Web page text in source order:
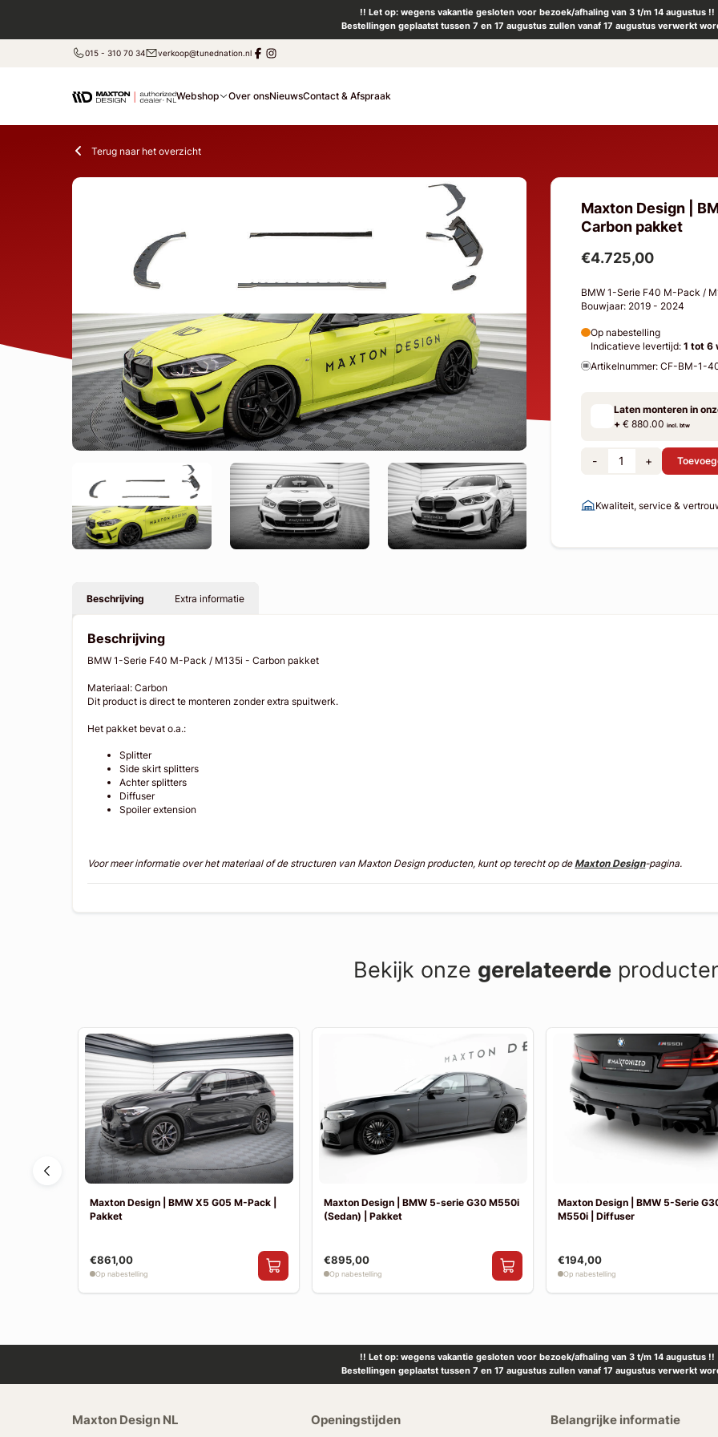
!! Let op: wegens vakantie gesloten voor bezoek/afhaling van 3 t/m 14 augustus !!
Bestellingen geplaatst tussen 7 en 17 augustus zullen vanaf 17 augustus verwerkt
015 - 310 70 34 verkoop@tunednation.nl
Webshop Over onsNieuwsContact & Afspraak
Terug naar het overzicht
Maxton Design |
Carbon pakket
€4.725,00
BMW 1-Serie F40 M-Pack /
Bouwjaar: 2019 - 2024
Op nabestelling
Indicatieve levertijd: 1 tot 6
Artikelnummer: CF-BM-1-
Laten monteren in
+€ 880.00 incl. btw
- +
Kwaliteit, service &
Beschrijving Extra informatie
Beschrijving
BMW 1-Serie F40 M-Pack / M135i - Carbon pakket
Materiaal: Carbon
Dit product is direct te monteren zonder extra spuitwerk.
Het pakket bevat o.a.:
Splitter
Side skirt splitters
Achter splitters
Diffuser
Spoiler extension
Voor meer informatie over het materiaal of de structuren van Maxton Design producten, kunt op terecht op deMaxton Design-pagina.
Bekijk onze gerelateerde
Maxton Design | BMW X5 G05 M-Pack |
Pakket
€861,00
Op nabestelling
Maxton Design | BMW 5-serie G30 M550i
(Sedan) | Pakket
€895,00
Op nabestelling
Maxton Design | BMW 5-Serie
M550i | Diffuser
€194,00
Op nabestelling
!! Let op: wegens vakantie gesloten voor bezoek/afhaling van 3 t/m 14 augustus !!
Bestellingen geplaatst tussen 7 en 17 augustus zullen vanaf 17 augustus verwerkt
Maxton Design NL Openingstijden Belangrijke informatie